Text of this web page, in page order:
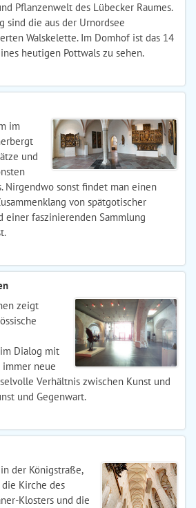
Pflanzenwelt des Lübecker Raumes.
sind die aus der Urnordsee
Walskelette. Im Domhof ist das 14
heutigen Pottwals zu sehen.
im
und
Nirgendwo sonst findet man einen
von spätgotischer
einer faszinierenden Sammlung
zeigt
Dialog mit
neue
Verhältnis zwischen Kunst und
und Gegenwart.
der Königstraße,
Kirche des
Klosters und die